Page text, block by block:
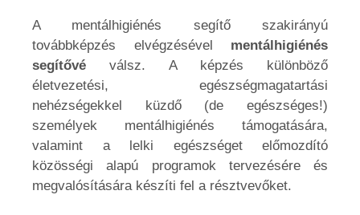
A mentálhigiénés segítő szakirányú
továbbképzés elvégzésével mentálhigiénés
segítővé válsz. A képzés különböző
életvezetési, egészségmagatartási
nehézségekkel küzdő (de egészséges!)
személyek mentálhigiénés támogatására,
valamint a lelki egészséget előmozdító
közösségi alapú programok tervezésére és
megvalósítására készíti fel a résztvevőket.